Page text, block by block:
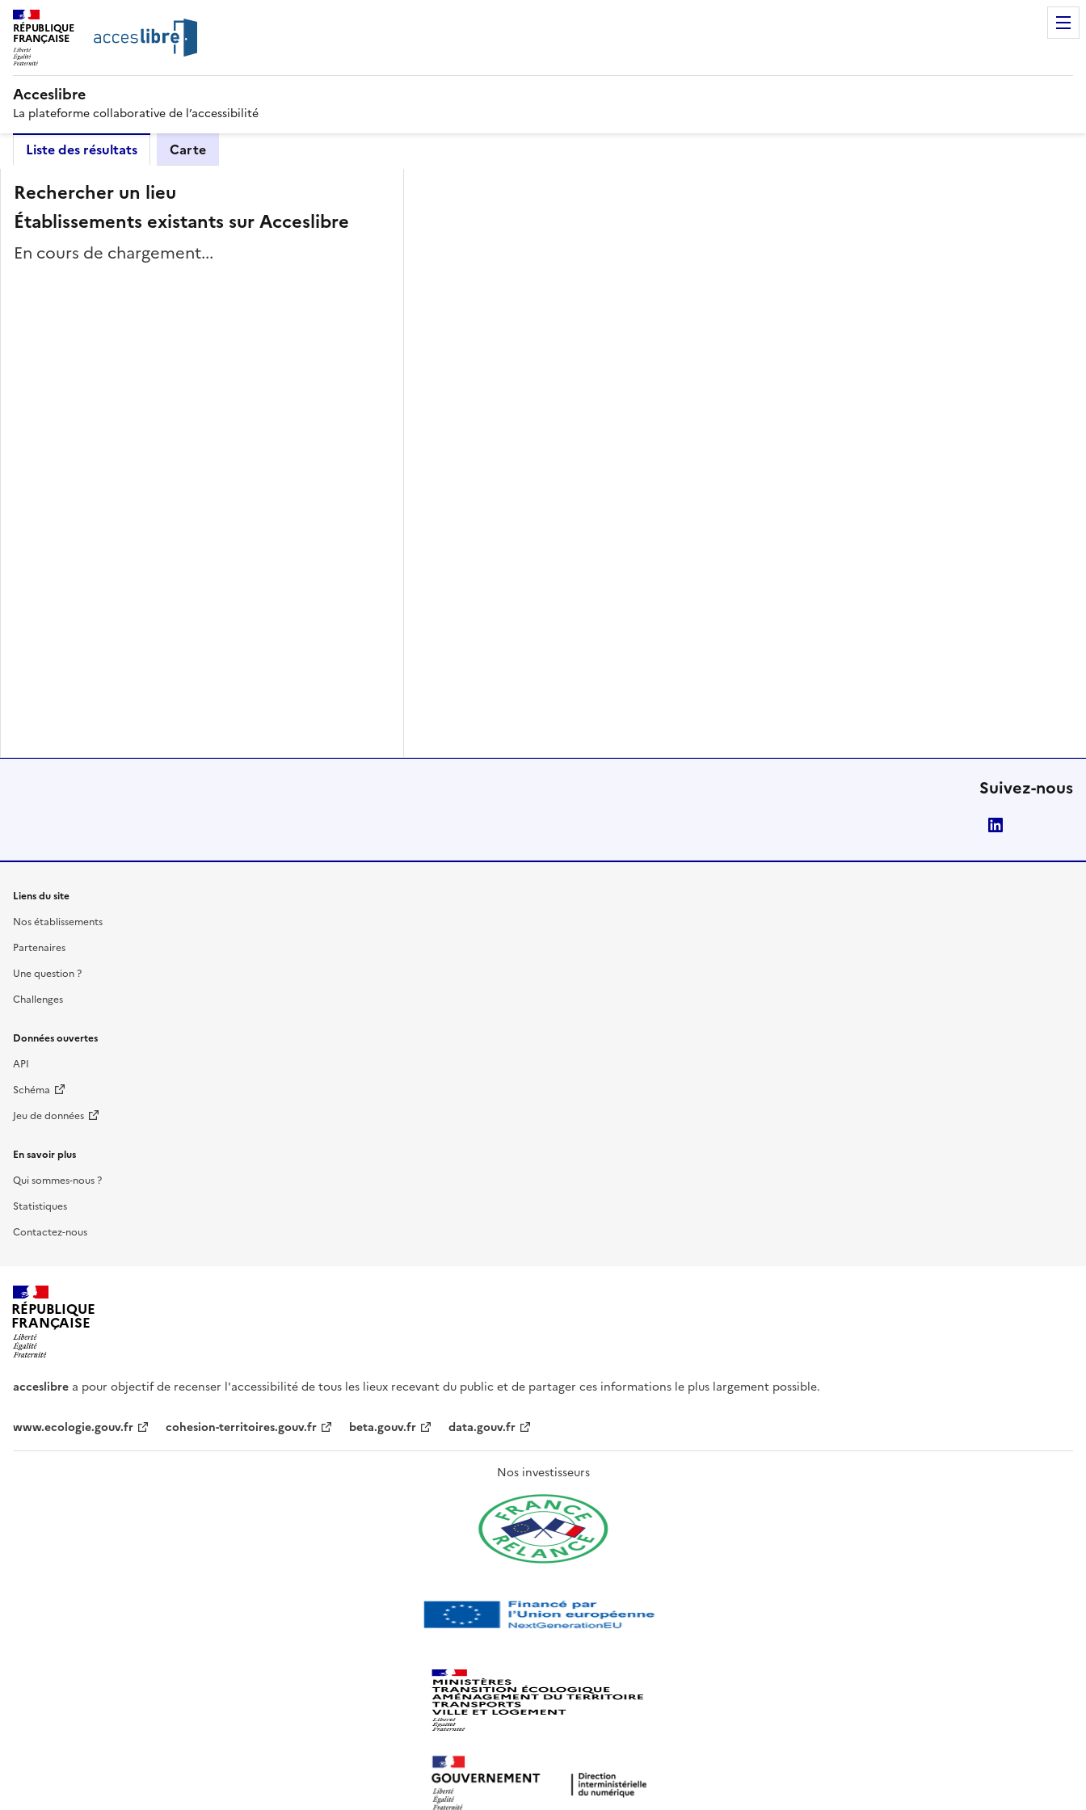
RÉPUBLIQUE
FRANÇAISE
Acceslibre
La plateforme collaborative de l’accessibilité
Liste des résultats Carte
Rechercher un lieu
Établissements existants sur Acceslibre
En cours de chargement...
Suivez-nous
Liens du site
Nos établissements
Partenaires
Une question ?
Challenges
Données ouvertes
API
Schéma
Jeu de données
En savoir plus
Qui sommes-nous ?
Statistiques
Contactez-nous
RÉPUBLIQUE
FRANÇAISE
acceslibre a pour objectif de recenser l'accessibilité de tous les lieux recevant du public et de partager ces informations le plus largement possible.
www.ecologie.gouv.fr cohesion-territoires.gouv.fr beta.gouv.fr data.gouv.fr
Nos investisseurs